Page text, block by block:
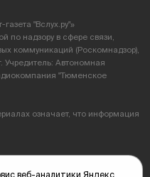
"Вслух.ру"»
по надзору в сфере связи,
коммуникаций (Роскомнадзор),
Автономная
"Тюменское
означает, что информация
веб-аналитики Яндекс